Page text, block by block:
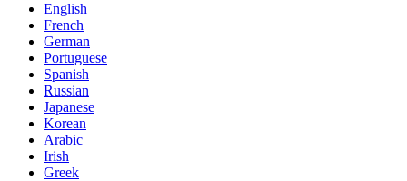
English
French
German
Portuguese
Spanish
Russian
Japanese
Korean
Arabic
Irish
Greek